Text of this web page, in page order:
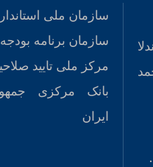
سازمان ملی
سازمان برنامه
مرکز ملی تایید
بانک مرکزی
ایران